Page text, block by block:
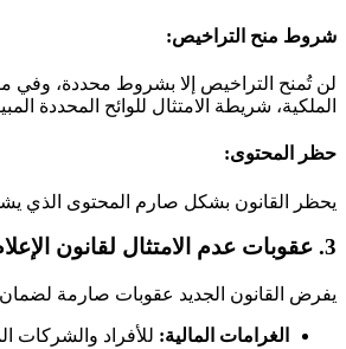
شروط منح التراخيص:
لن تُمنح التراخيص إلا بشروط محددة، وفي
الملكية، شريطة الامتثال للوائح المحددة
حظر المحتوى:
يحظر القانون بشكل صارم المحتوى الذي
3. عقوبات عدم الامتثال لقانون الإعلام الجديد في عُمان
يفرض القانون الجديد عقوبات صارمة
الغرامات المالية: للأفراد والشركات